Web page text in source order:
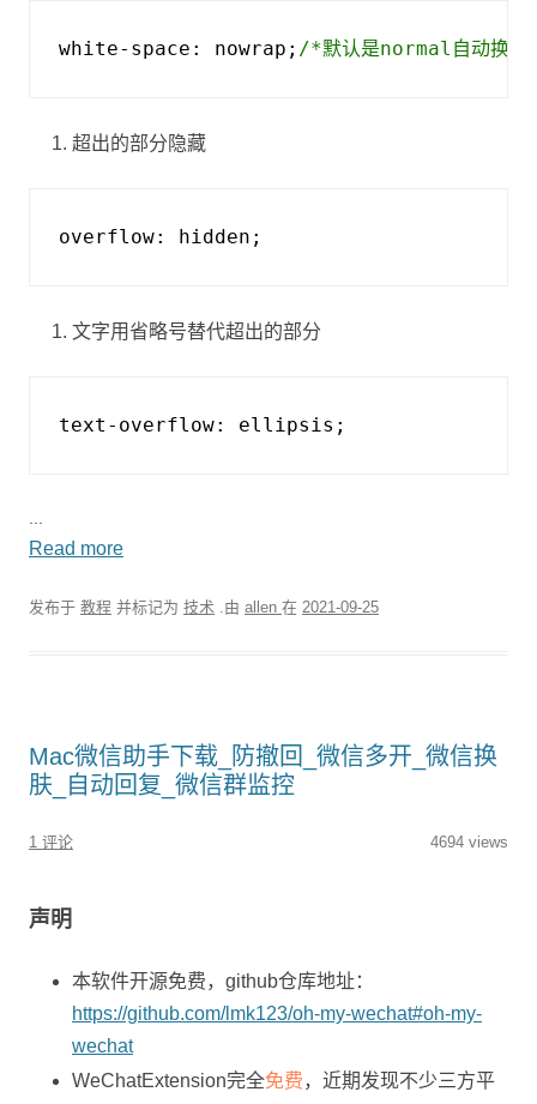
white-space : nowrap ; /*默认是normal自动换
超出的部分隐藏
overflow: hidden ;
文字用省略号替代超出的部分
text-overflow: ellipsis ;
...
Read more
发布于 教程 并标记为 技术 .由 allen 在 2021-09-25
Mac微信助手下载_防撤回_微信多开_微信换
肤_自动回复_微信群监控
1 评论 4694 views
声明
本软件开源免费，github仓库地址：
https://github.com/lmk123/oh-my-wechat#oh-my-
wechat
WeChatExtension完全免费，近期发现不少三方平